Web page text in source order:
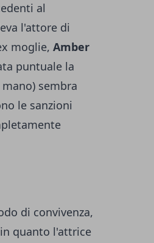
al
l'attore di
moglie, Amber
puntuale la
sembra
le sanzioni
di convivenza,
quanto l'attrice